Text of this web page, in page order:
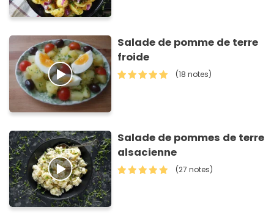
Salade de pomme de terre
froide
(18 notes)
Salade de pommes de terre
alsacienne
(27 notes)